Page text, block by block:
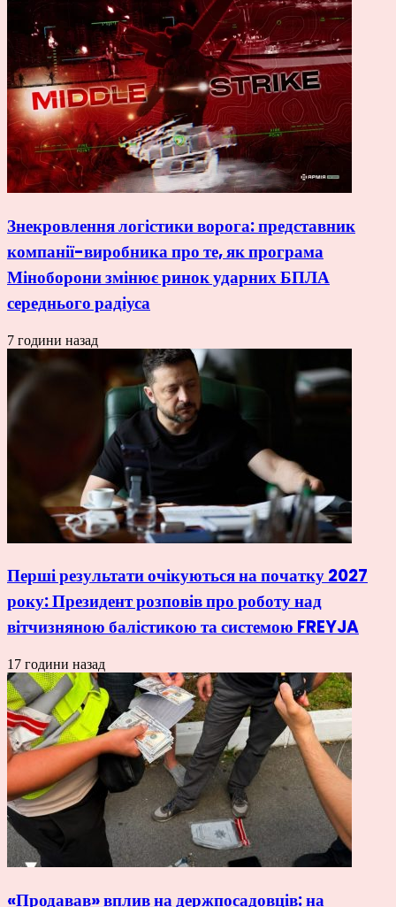
Знекровлення логістики ворога: представник
компанії-виробника про те, як програма
Міноборони змінює ринок ударних БПЛА
середнього радіуса
7 години назад
Перші результати очікуються на початку 2027
року: Президент розповів про роботу над
вітчизняною балістикою та системою FREYJA
17 години назад
«Продавав» вплив на держпосадовців: на